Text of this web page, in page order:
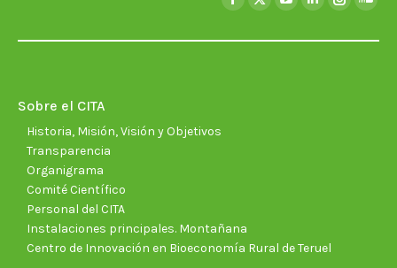
Facebook
X
YouTubeLinkedin
Sobre el CITA
Historia, Misión, Visión y Objetivos
Transparencia
Organigrama
Comité Científico
Personal del CITA
Instalaciones principales. Montañana
Centro de Innovación en Bioeconomía Rural de Teruel